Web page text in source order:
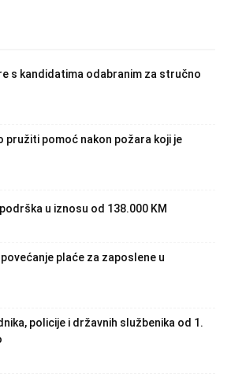
s kandidatima odabranim za stručno
pružiti pomoć nakon požara koji je
u iznosu od 138.000 KM
plaće za zaposlene u
policije i državnih službenika od 1.